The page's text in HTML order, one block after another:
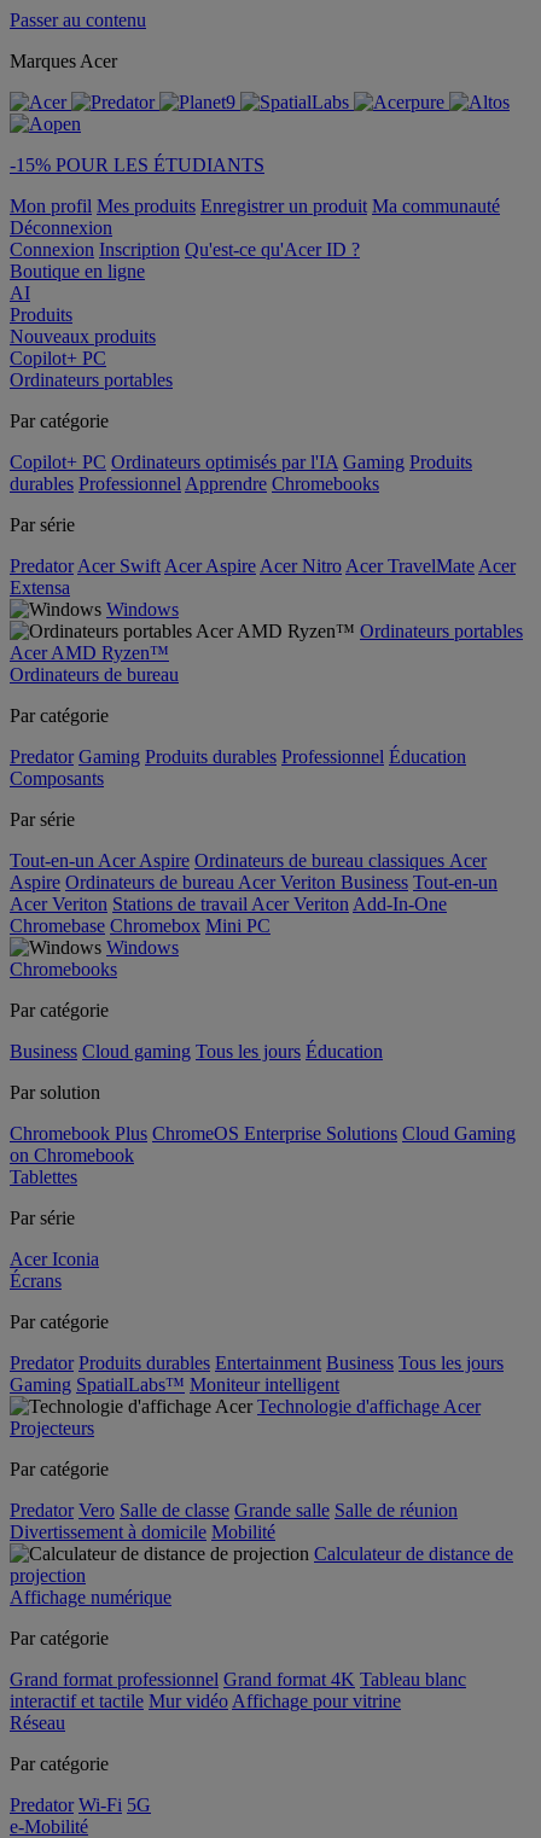
Passer au contenu
Marques Acer
-15% POUR LES ÉTUDIANTS
Mon profil Mes produits Enregistrer un produit Ma communauté
Déconnexion
Connexion Inscription Qu'est-ce qu'Acer ID ?
Boutique en ligne
AI
Produits
Nouveaux produits
Copilot+ PC
Ordinateurs portables
Par catégorie
Copilot+ PC Ordinateurs optimisés par l'IA Gaming Produits
durables Professionnel Apprendre Chromebooks
Par série
Predator Acer Swift Acer Aspire Acer Nitro Acer TravelMate Acer
Extensa
Windows
Ordinateurs portables
Acer AMD Ryzen™
Ordinateurs de bureau
Par catégorie
Predator Gaming Produits durables Professionnel Éducation
Composants
Par série
Tout-en-un Acer Aspire Ordinateurs de bureau classiques Acer
Aspire Ordinateurs de bureau Acer Veriton Business Tout-en-un
Acer Veriton Stations de travail Acer Veriton Add-In-One
Chromebase Chromebox Mini PC
Windows
Chromebooks
Par catégorie
Business Cloud gaming Tous les jours Éducation
Par solution
Chromebook Plus ChromeOS Enterprise Solutions Cloud Gaming
on Chromebook
Tablettes
Par série
Acer Iconia
Écrans
Par catégorie
Predator Produits durables Entertainment Business Tous les jours
Gaming SpatialLabs™ Moniteur intelligent
Technologie d'affichage Acer
Projecteurs
Par catégorie
Predator Vero Salle de classe Grande salle Salle de réunion
Divertissement à domicile Mobilité
Calculateur de distance de
projection
Affichage numérique
Par catégorie
Grand format professionnel Grand format 4K Tableau blanc
interactif et tactile Mur vidéo Affichage pour vitrine
Réseau
Par catégorie
Predator Wi-Fi 5G
e-Mobilité